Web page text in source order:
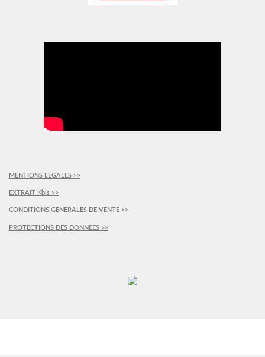
MENTIONS LEGALES >>
EXTRAIT Kbis >>
CONDITIONS GENERALES DE VENTE >>
PROTECTIONS DES DONNEES >>